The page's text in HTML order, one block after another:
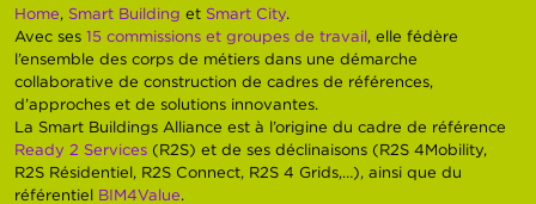
Home, Smart Building et Smart City.
Avec ses15 commissions et groupes de travail, elle fédère
l’ensemble des corps de métiers dans une démarche
collaborative de construction de cadres de références,
d’approches et de solutions innovantes.
La Smart Buildings Alliance est à l’origine du cadre de référence
Ready 2 Services (R2S) et de ses déclinaisons (R2S 4Mobility,
R2S Résidentiel, R2S Connect, R2S 4 Grids,…), ainsi que du
référentiel BIM4Value.